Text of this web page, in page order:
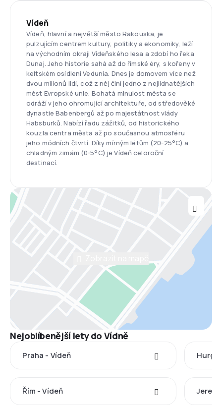
Vídeň
Vídeň, hlavní a největší město Rakouska, je
pulzujícím centrem kultury, politiky a ekonomiky, leží
na východním okraji Vídeňského lesa a zdobí ho řeka
Dunaj. Jeho historie sahá až do římské éry, s kořeny v
keltském osídlení Vedunia. Dnes je domovem více než
dvou milionů lidí, což z něj činí jedno z nejlidnatějších
měst Evropské unie. Bohatá minulost města se
odráží v jeho ohromující architektuře, od středověké
dynastie Babenbergů až po majestátnost vlády
Habsburků. Nabízí řadu zážitků, od historického
kouzla centra města až po současnou atmosféru
jeho módních čtvrtí. Díky mírným létům (20-25°C) a
chladným zimám (0-5°C) je Vídeň celoroční
destinací.
Nejoblíbenější lety do Vídně
Praha - Vídeň
Řím - Vídeň